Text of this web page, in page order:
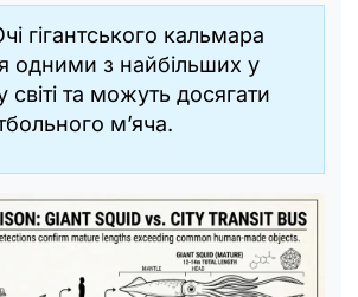
гігантського кальмара
одними з найбільших у
та можуть досягати
м’яча.